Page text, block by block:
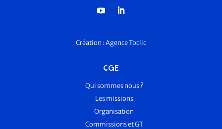
Création :Agence Toclic
CGE
Qui sommes nous ?
Les missions
Organisation
Commissions et GT